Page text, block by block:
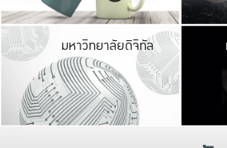
มหาวิทยาลัยดิจิทัล